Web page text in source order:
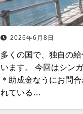
2026年6月8日
多くの国で、独自の
います。 今回はシン
＊助成金なうにお問
れている…